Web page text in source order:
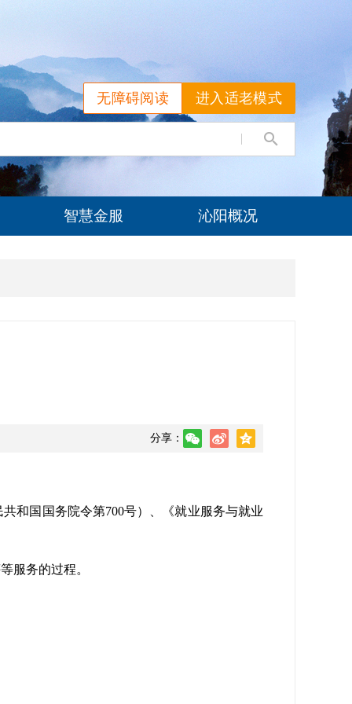
进入适老模式
无障碍阅读
智慧金服 沁阳概况
分享：
和国国务院令第700号）、《就业服务与就业
服务的过程。